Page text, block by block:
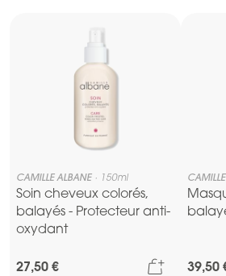
CAMILLE ALBANE 150ml
Soin cheveux colorés,
balayés - Protecteur anti-
oxydant
27,50 € Ajouter
39,50